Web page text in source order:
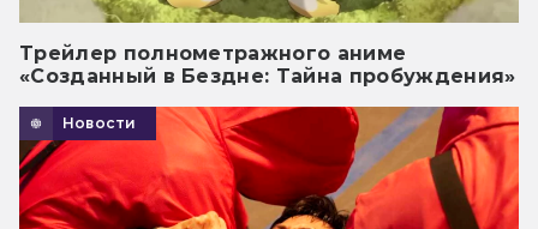
Трейлер полнометражного аниме
«Созданный в Бездне: Тайна пробуждения»
Новости